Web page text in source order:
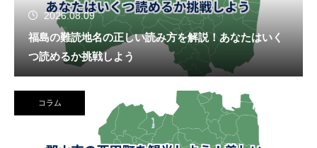
2026.08.09
福島の難読地名の正しい読み方を解説！あなたはいく
つ読めるか挑戦しよう
コラム